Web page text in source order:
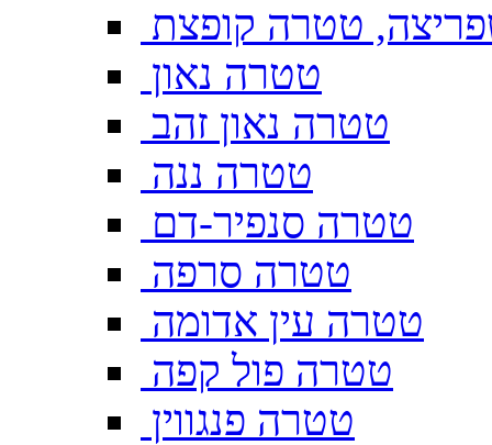
טטרה קופצת
טטרה נאון
טטרה נאון זהב
טטרה ננה
טטרה סנפיר-דם
טטרה סרפה
טטרה עין אדומה
טטרה פול קפה
טטרה פנגווין